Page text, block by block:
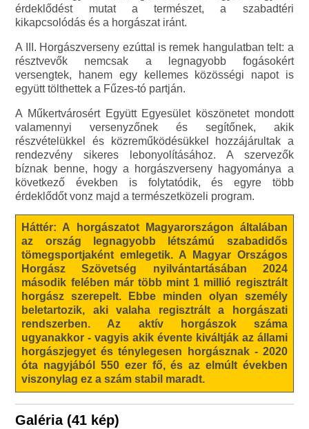
érdeklődést mutat a természet, a szabadtéri
kikapcsolódás és a horgászat iránt.
A III. Horgászverseny ezúttal is remek hangulatban telt: a
résztvevők nemcsak a legnagyobb fogásokért
versengtek, hanem egy kellemes közösségi napot is
együtt tölthettek a Fűzes-tó partján.
A Műkertvárosért Együtt Egyesület köszönetet mondott
valamennyi versenyzőnek és segítőnek, akik
részvételükkel és közreműködésükkel hozzájárultak a
rendezvény sikeres lebonyolításához. A szervezők
bíznak benne, hogy a horgászverseny hagyománya a
következő években is folytatódik, és egyre több
érdeklődőt vonz majd a természetközeli program.
Háttér: A horgászatot Magyarországon általában
az ország legnagyobb létszámú szabadidős
tömegsportjaként emlegetik. A Magyar Országos
Horgász Szövetség nyilvántartásában 2024
második felében már több mint 1 millió regisztrált
horgász szerepelt. Ebbe minden olyan személy
beletartozik, aki valaha regisztrált a horgászati
rendszerben. Az aktív horgászok száma
ugyanakkor - vagyis akik évente kiváltják az állami
horgászjegyet és ténylegesen horgásznak - 2020
óta nagyjából 550 ezer fő, és az elmúlt években
viszonylag ez a szám stabil maradt.
Galéria (41 kép)